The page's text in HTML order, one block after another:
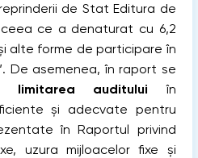
de Stat Editura de
ceea ce a denaturat cu 6,2
alte forme de participare în
De asemenea, în raport se
limitarea auditului în
și adecvate pentru
în Raportul privind
uzura mijloacelor fixe și